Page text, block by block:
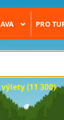
› PRO
(11 300)